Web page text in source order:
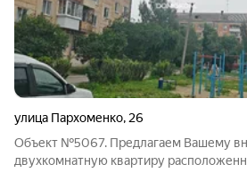
улица Пархоменко, 26
Объект №5067. Предлагаем Вашему
двухкомнатную квартиру